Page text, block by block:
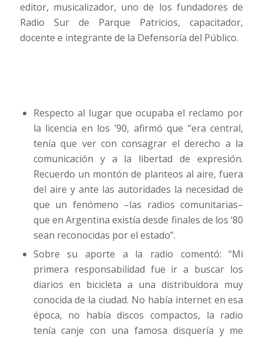
editor, musicalizador, uno de los fundadores de
Radio Sur de Parque Patricios, capacitador,
docente e integrante de la Defensoría del Público.
Respecto al lugar que ocupaba el reclamo por
la licencia en los ’90, afirmó que “era central,
tenía que ver con consagrar el derecho a la
comunicación y a la libertad de expresión.
Recuerdo un montón de planteos al aire, fuera
del aire y ante las autoridades la necesidad de
que un fenómeno –las radios comunitarias–
que en Argentina existía desde finales de los ‘80
sean reconocidas por el estado”.
Sobre su aporte a la radio comentó: “Mi
primera responsabilidad fue ir a buscar los
diarios en bicicleta a una distribuidora muy
conocida de la ciudad. No había internet en esa
época, no había discos compactos, la radio
tenía canje con una famosa disquería y me